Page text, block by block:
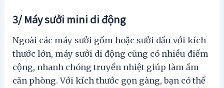
3/ Máy sưởi mini di động
Ngoài các máy sưởi gốm hoặc sưởi dầu với kích
thước lớn, máy sưởi di động cũng có nhiều điểm
cộng, nhanh chóng truyền nhiệt giúp làm ấm
căn phòng. Với kích thước gọn gàng, bạn có thể